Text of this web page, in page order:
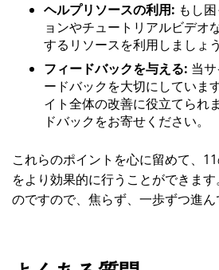
ヘルプリソースの利用: もし
ョンやチュートリアルビデオ
するリソースを利用しましょう
フィードバックを与える: 当
ードバックを大切にしていま
イト全体の改善に役立てられ
ドバックをお寄せください。
これらのポイントを心に留めて、
をより効果的に行うことができま
のですので、焦らず、一歩ずつ進ん